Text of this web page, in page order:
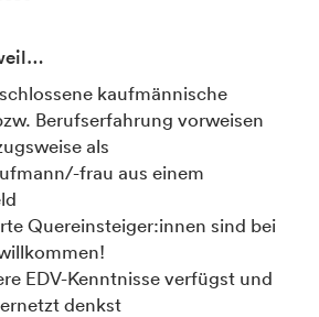
kaufmännische
Berufserfahrung vorweisen
als
frau aus einem
Quereinsteiger:innen sind bei
EDV-Kenntnisse verfügst und
denkst